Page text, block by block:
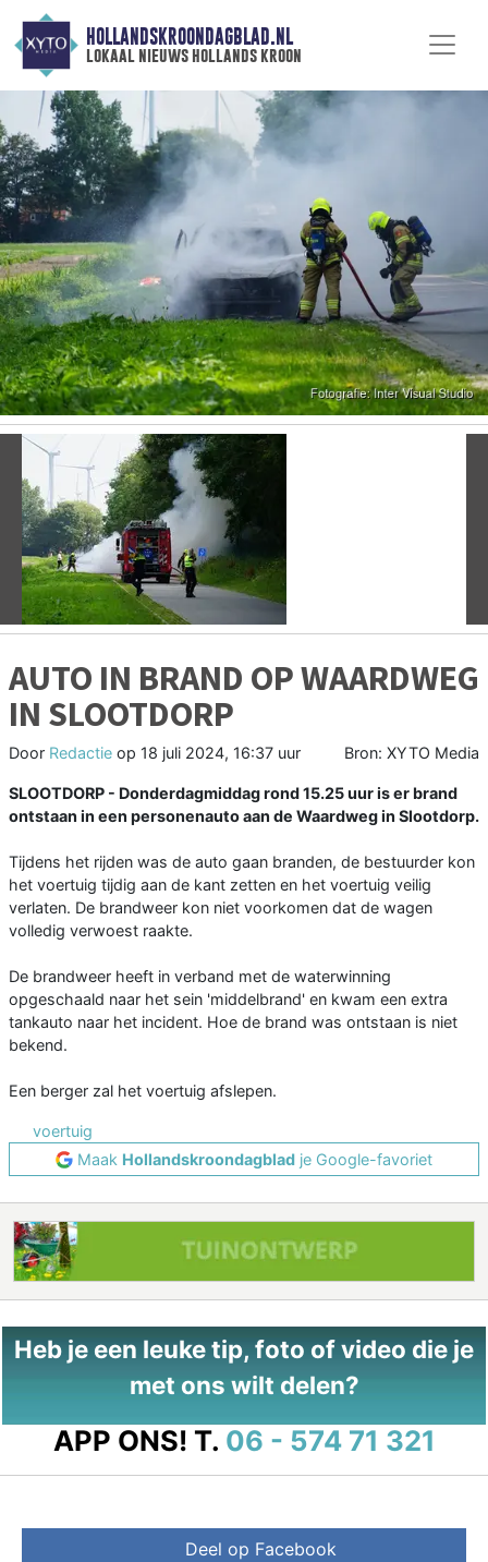
HOLLANDSKROONDAGBLAD.NL
lokaal nieuws hollands kroon
Vorige
AUTO IN BRAND OP WAARDWEG
IN SLOOTDORP
Door Redactie op 18 juli 2024, 16:37 uur Bron: XYTO Media
SLOOTDORP - Donderdagmiddag rond 15.25 uur is er brand
ontstaan in een personenauto aan de Waardweg in Slootdorp.
Tijdens het rijden was de auto gaan branden, de bestuurder kon
het voertuig tijdig aan de kant zetten en het voertuig veilig
verlaten. De brandweer kon niet voorkomen dat de wagen
volledig verwoest raakte.
De brandweer heeft in verband met de waterwinning
opgeschaald naar het sein 'middelbrand' en kwam een extra
tankauto naar het incident. Hoe de brand was ontstaan is niet
bekend.
Een berger zal het voertuig afslepen.
voertuig
Maak Hollandskroondagblad je Google-favoriet
Heb je een leuke tip, foto of video die je
met ons wilt delen?
APP ONS! T. 06 - 574 71 321
Deel op Facebook